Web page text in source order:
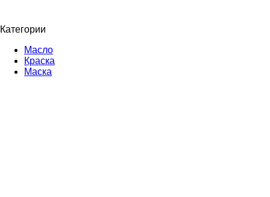
Категории
Масло
Краска
Маска